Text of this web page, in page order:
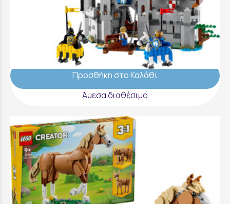
LEGO Creator Medieval Horse Knight Castle
- 31168
129,99 €
Προσθήκη στο Καλάθι
Άμεσα διαθέσιμο